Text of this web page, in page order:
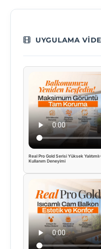
UYGULAMA
Real Pro Gold Serisi Yüksek
Kullanım Deneyimi